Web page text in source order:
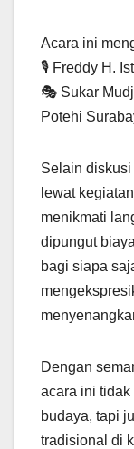
Acara ini
🎙️ Freddy H.
🎭 Sukar
Potehi
Selain
lewat
menikmati
dipungut
bagi siapa
Dengan
acara ini
budaya, tapi
tradisional di